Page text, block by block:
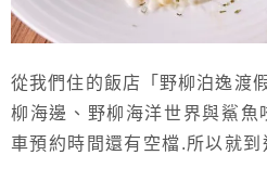
從我們住的飯店「野柳泊逸渡
柳海邊、野柳海洋世界與鯊魚
車預約時間還有空檔.所以就